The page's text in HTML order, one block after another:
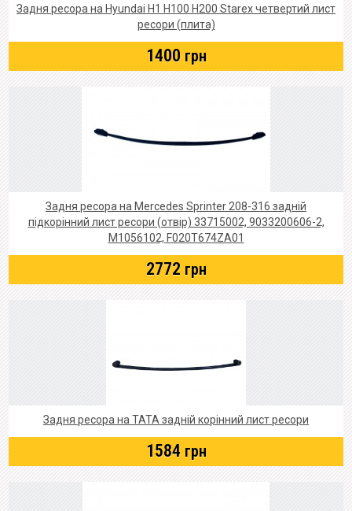
Задня ресора на Hyundai Н1 Н100 Н200 Starex четвертий лист
ресори (плита)
1400 грн
Задня ресора на Mercedes Sprinter 208-316 задній
підкорінний лист ресори (отвір) 33715002, 9033200606-2,
M1056102, F020T674ZA01
2772 грн
Задня ресора на ТАТА задній корінний лист ресори
1584 грн